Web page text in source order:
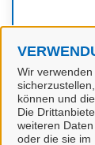
Wir
können und
Die
weiteren
oder die sie im
Kontakt
Bildung